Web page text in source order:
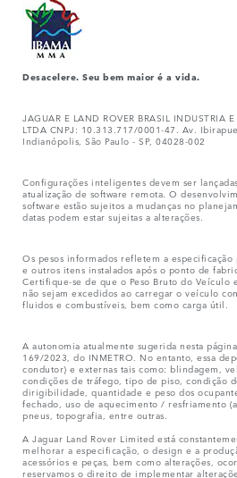
Desacelere. Seu bem maior é a vida.
JAGUAR E LAND ROVER BRASIL INDUSTRIA
LTDA CNPJ: 10.313.717/0001-47. Av.
Indianópolis, São Paulo - SP, 04028-002
Configurações inteligentes devem ser
atualização de software remota. O
software estão sujeitos a mudanças no
datas podem estar sujeitas a alterações.
Os pesos informados refletem a
e outros itens instalados após o ponto de
Certifique-se de que o Peso Bruto do Veículo
não sejam excedidos ao carregar o veículo
fluidos e combustíveis, bem como carga útil.
A autonomia atualmente sugerida nesta
169/2023, do INMETRO. No entanto, essa
condutor) e externas tais como: blindagem,
condições de tráfego, tipo de piso, condição
dirigibilidade, quantidade e peso dos
fechado, uso de aquecimento / resfriamento
pneus, topografia, entre outras.
A Jaguar Land Rover Limited está
melhorar a especificação, o design e a
acessórios e peças, bem como alterações,
reservamos o direito de implementar